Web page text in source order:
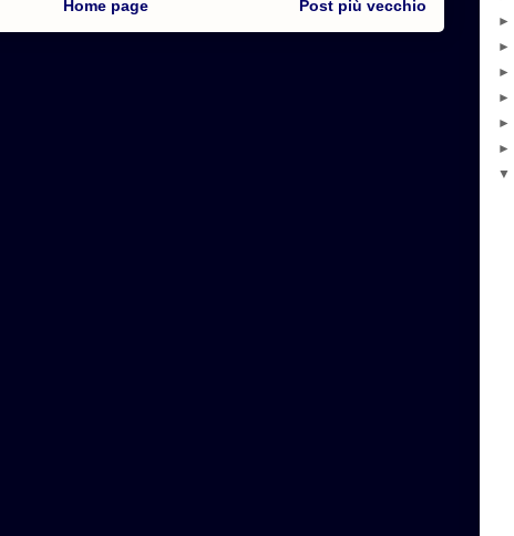
Post più vecchio
Home page
►
►
►
►
►
►
▼